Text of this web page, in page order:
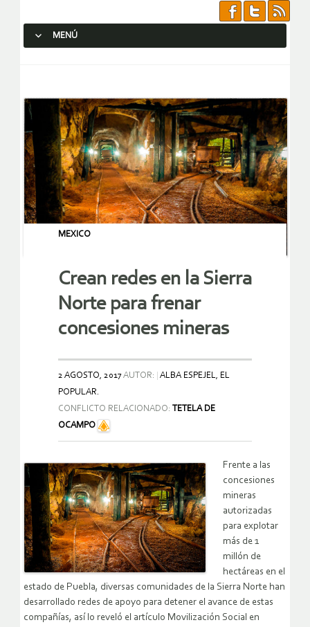
MENÚ
MEXICO
Crean redes en la Sierra
Norte para frenar
concesiones mineras
2 AGOSTO, 2017AUTOR:
ALBA ESPEJEL, EL
POPULAR.
CONFLICTO RELACIONADO:
TETELA DE
OCAMPO
Frente a las
concesiones
mineras
autorizadas
para explotar
más de 1
millón de
hectáreas en el
estado de Puebla, diversas comunidades de la Sierra Norte han
desarrollado redes de apoyo para detener el avance de estas
compañías, así lo reveló el artículo Movilización Social en